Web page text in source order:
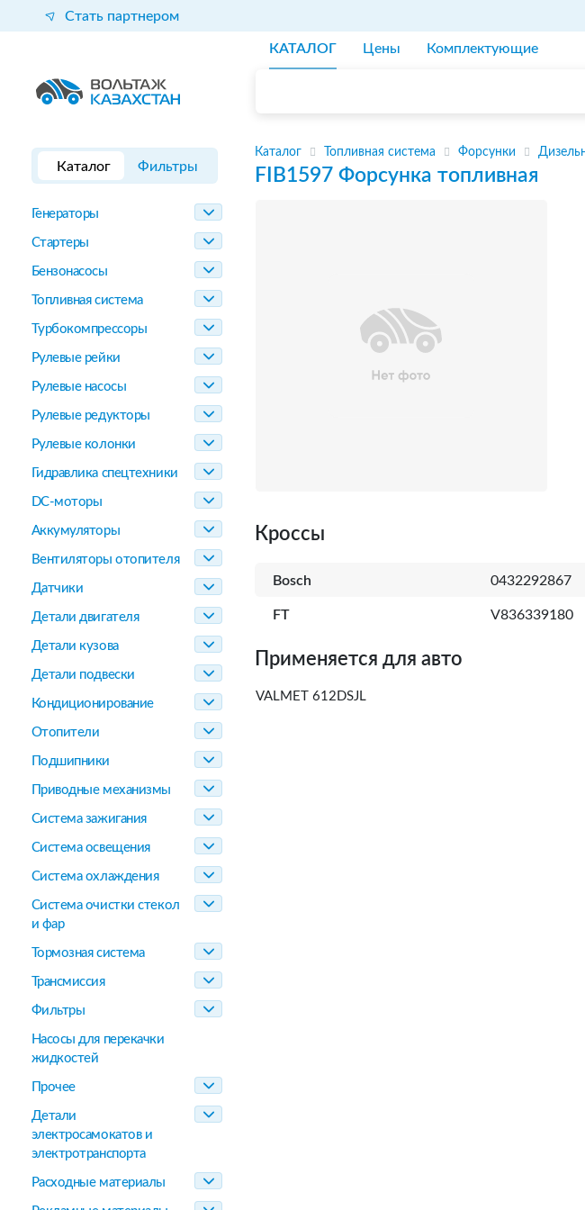
Стать партнером
КАТАЛОГ Цены Комплектующие
Каталог Фильтры
Генераторы
Стартеры
Бензонасосы
Топливная система
Турбокомпрессоры
Рулевые рейки
Рулевые насосы
Рулевые редукторы
Рулевые колонки
Гидравлика спецтехники
DC-моторы
Аккумуляторы
Вентиляторы отопителя
Датчики
Детали двигателя
Детали кузова
Детали подвески
Кондиционирование
Отопители
Подшипники
Приводные механизмы
Система зажигания
Система освещения
Система охлаждения
Система очистки стекол
и фар
Тормозная система
Трансмиссия
Фильтры
Насосы для перекачки
жидкостей
Прочее
Детали
электросамокатов и
электротранспорта
Расходные материалы
Каталог Топливная система Форсунки
FIB1597 Форсунка топливная
Кроссы
Bosch 0432292867
FT V836339180
Применяется для авто
VALMET 612DSJL